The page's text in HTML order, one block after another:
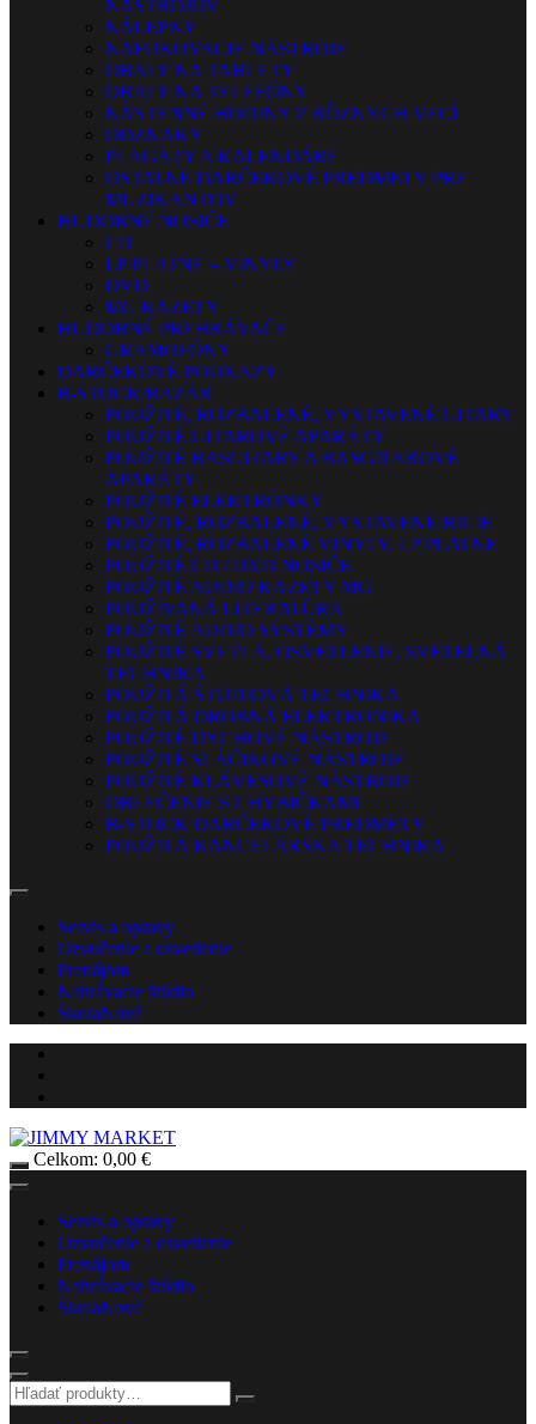
NÁSTROJOV
NÁLEPKY
NAFUKOVACIE NÁSTROJE
OBALY NA TABLETY
OBALY NA TELEFÓNY
NÁSTENNÉ HODINY Z RÔZNYCH VECÍ
ODZNAKY
PLAGÁTY A KALENDÁRE
OSTATNÉ DARČEKOVÉ PREDMETY PRE
MUZIKANTOV
HUDOBNÉ NOSIČE
CD
LP PLATNE – VINYLY
DVD
MG KAZETY
HUDOBNÉ PREHRÁVAČE
GRAMOFÓNY
DARČEKOVÉ POUKAZY
B-STOCK/BAZÁR
POUŽITÉ, ROZBALENÉ, VYSTAVENÉ GITARY
POUŽITÉ GITAROVÉ APARÁTY
POUŽITÉ BASGITARY A BASGITAROVÉ
APARÁTY
POUŽITÉ ELEKTRÓNKY
POUŽITÉ, ROZBALENÉ, VYSTAVENÉ BICIE
POUŽITÉ, ROZBALENÉ VINYLY, LP PLATNE
POUŽITÉ CD / DVD NOSIČE
POUŽITÉ AUDIO KAZETY MG
POUŽÍVANÁ LITERATÚRA
POUŽITÉ AUDIO SYSTÉMY
POUŽITÉ SVETLÁ, OSVETLENIE, SVETELNÁ
TECHNIKA
POUŽITÁ ŠTÚDIOVÁ TECHNIKA
POUŽITÁ DROBNÁ ELEKTRONIKA
POUŽITÉ DYCHOVÉ NÁSTROJE
POUŽITÉ SLÁČIKOVÉ NÁSTROJE
POUŽITÉ KLÁVESOVÉ NÁSTROJE
OBLEČENIE S CHYBIČKAMI
B-STOCK DARČEKOVÉ PREDMETY
POUŽITÁ KANCELÁRSKA TECHNIKA
Servis a opravy
Ozvučenie a osvetlenie
Prenájom
Nahrávacie štúdio
ŠkolaNové
Celkom: 0,00 €
Servis a opravy
Ozvučenie a osvetlenie
Prenájom
Nahrávacie štúdio
ŠkolaNové